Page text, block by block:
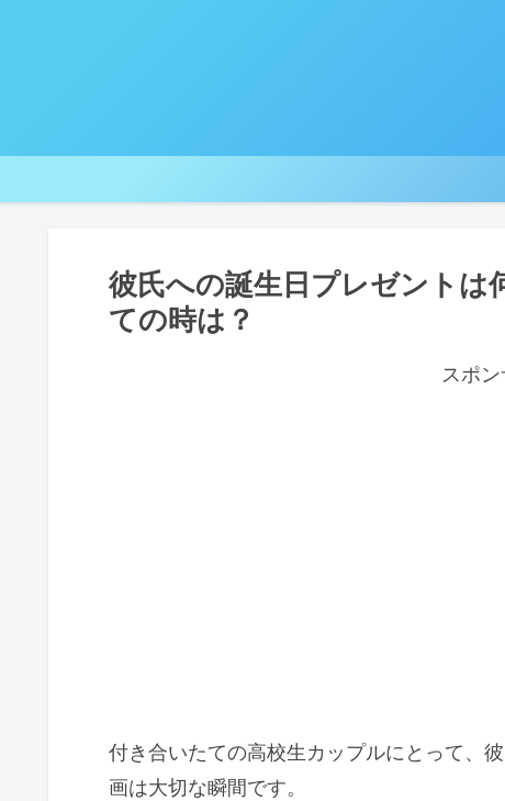
彼氏への誕生日プレゼントは
ての時は？
スポ
付き合いたての高校生カップルにとって、
画は大切な瞬間です。